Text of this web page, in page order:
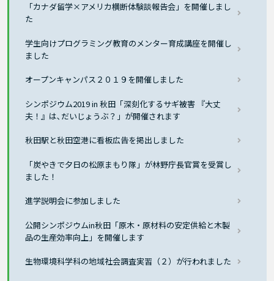
「カナダ留学×アメリカ横断体験談報告会」を開催しまし
た
学生向けプログラミング教育のメンター育成講座を開催し
ました
オープンキャンパス２０１９を開催しました
シンポジウム2019 in 秋田「深刻化するサギ被害 『大丈
夫！』は､だいじょうぶ？」が開催されます
秋田駅と秋田空港に看板広告を掲出しました
「炭やきで夕日の松原まもり隊」が林野庁長官賞を受賞し
ました！
進学説明会に参加しました
公開シンポジウムin秋田「原木・原材料の安定供給と木製
品の生産効率向上」を開催します
生物環境科学科の地域社会調査実習（２）が行われました